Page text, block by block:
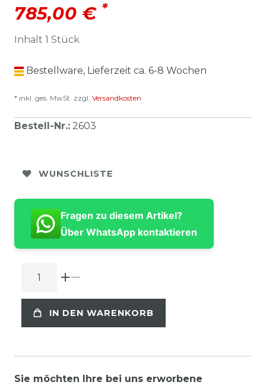
785,00 € *
Inhalt 1 Stück
Bestellware, Lieferzeit ca. 6-8 Wochen
* inkl. ges. MwSt. zzgl. Versandkosten
Bestell-Nr.: 2603
WUNSCHLISTE
Fragen zu diesem Artikel?
Über WhatsApp kontaktieren
IN DEN WARENKORB
Sie möchten Ihre bei uns erworbene